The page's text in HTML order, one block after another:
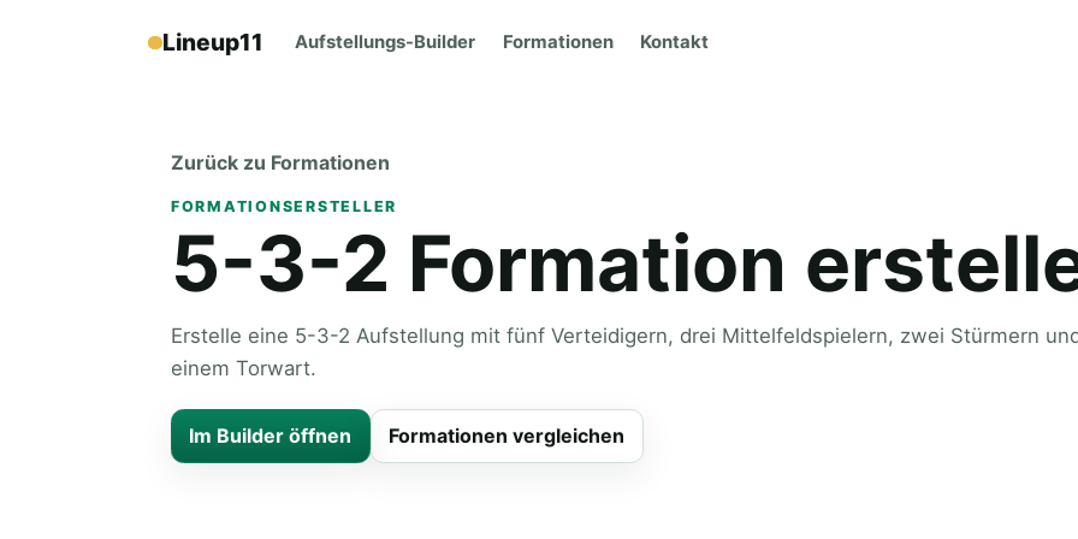
Lineup11 Aufstellungs-Builder Formationen Kontakt
Zurück zu Formationen
FORMATIONSERSTELLER
5-3-2 Formation
Erstelle eine 5-3-2 Aufstellung mit fünf Verteidigern, drei Mittelfeldspielern, zwei Stürmern
einem Torwart.
Im Builder öffnen Formationen vergleichen